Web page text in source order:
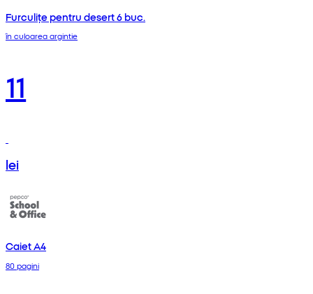
Furculițe pentru desert 6 buc.
în culoarea argintie
11
lei
Caiet A4
80 pagini